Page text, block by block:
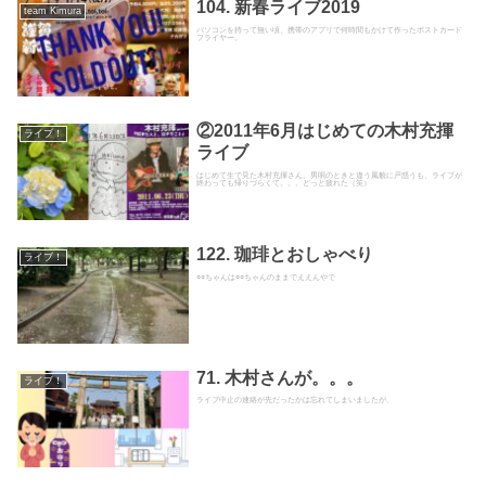
team Kimura 104. 新春ライブ2019
パソコンを持って無い頃、携帯のアプリで何時間もかけて作ったポストカード
フライヤー。
ライブ！
②2011年6月はじめての木村充揮
ライブ
はじめて生で見た木村充揮さん。男唄のときと違う風貌に戸惑うも、ライブが
終わっても帰りづらくて。。。どっと疲れた（笑）
ライブ！ 122. 珈琲とおしゃべり
○○ちゃんは○○ちゃんのままでええんやで
ライブ！ 71. 木村さんが。。。
ライブ中止の連絡が先だったかは忘れてしまいましたが、